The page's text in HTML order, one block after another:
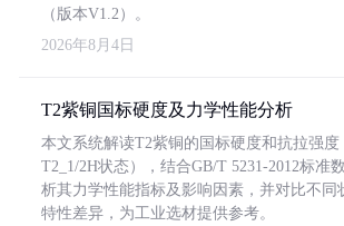
（版本V1.2）。
2026年8月4日
T2紫铜国标硬度及力学性能分析
本文系统解读T2紫铜的国标硬度和抗拉强度
T2_1/2H状态），结合GB/T 5231-2012标准
析其力学性能指标及影响因素，并对比不同
特性差异，为工业选材提供参考。